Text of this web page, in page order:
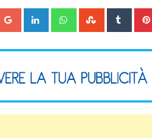
Google+ LinkedIn WhatsappStumbleUpon
Tumblr